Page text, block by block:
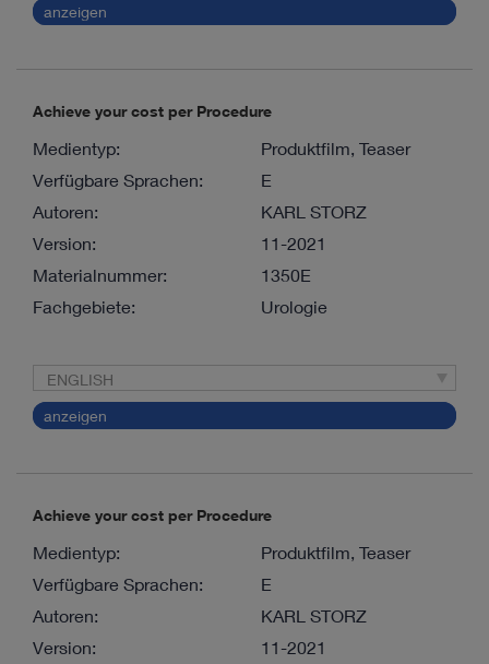
anzeigen
Achieve your cost per Procedure
Medientyp:
Produktfilm, Teaser
Verfügbare Sprachen:
E
Autoren:
KARL STORZ
Version:
11-2021
Materialnummer:
1350E
Fachgebiete:
Urologie
ENGLISH
anzeigen
Achieve your cost per Procedure
Medientyp:
Produktfilm, Teaser
Verfügbare Sprachen:
E
Autoren:
KARL STORZ
Version:
11-2021